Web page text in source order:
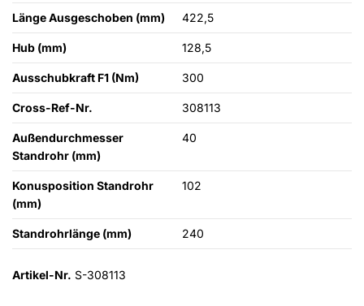
Länge Ausgeschoben (mm) 422,5
Hub (mm) 128,5
Ausschubkraft F1 (Nm) 300
Cross-Ref-Nr. 308113
Außendurchmesser
Standrohr (mm)
40
Konusposition Standrohr
(mm)
102
Standrohrlänge (mm) 240
Artikel-Nr. S-308113